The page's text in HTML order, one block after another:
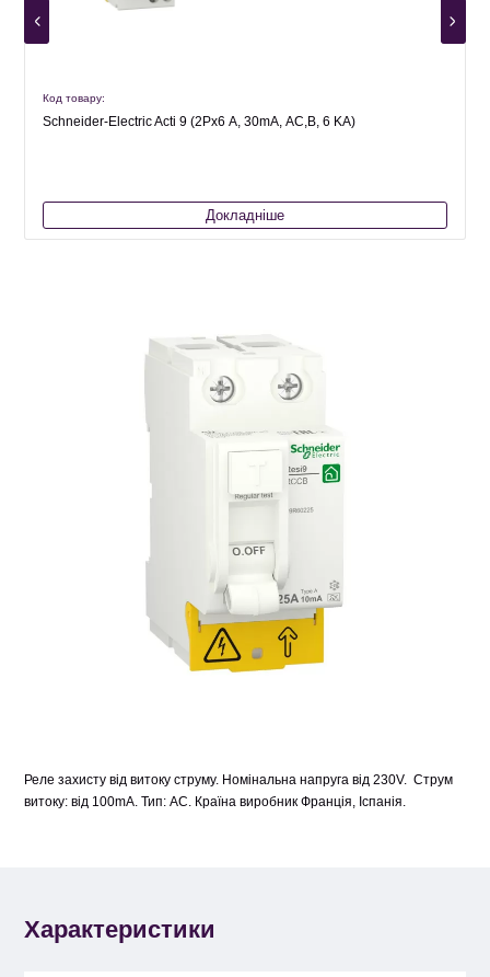
Код товару:
Schneider-Electric Acti 9 (2Px6 А, 30mА, АС,В, 6 KA)
Докладніше
Реле захисту від витоку струму. Номінальна напруга від 230V. Струм
витоку: від 100mA. Тип: АC. Країна виробник Франція, Іспанія.
Характеристики